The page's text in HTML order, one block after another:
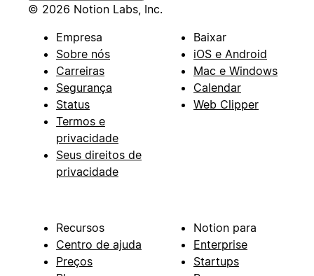
© 2026 Notion Labs, Inc.
Empresa
Sobre nós
Carreiras
Segurança
Status
Termos e
privacidade
Seus direitos de
privacidade
Baixar
iOS e Android
Mac e Windows
Calendar
Web Clipper
Recursos
Centro de ajuda
Preços
Notion para
Enterprise
Startups